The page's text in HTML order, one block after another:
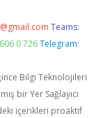
Teams:
0 726 Telegram:
Bilgi Teknolojileri
bir Yer Sağlayıcı
içerikleri proaktif